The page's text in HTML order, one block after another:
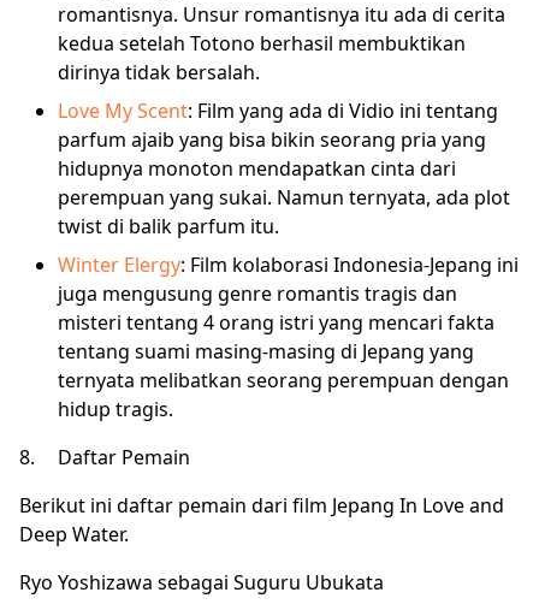
romantisnya. Unsur romantisnya itu ada di cerita
kedua setelah Totono berhasil membuktikan
dirinya tidak bersalah.
Love My Scent: Film yang ada di Vidio ini tentang
parfum ajaib yang bisa bikin seorang pria yang
hidupnya monoton mendapatkan cinta dari
perempuan yang sukai. Namun ternyata, ada plot
twist di balik parfum itu.
Winter Elergy: Film kolaborasi Indonesia-Jepang ini
juga mengusung genre romantis tragis dan
misteri tentang 4 orang istri yang mencari fakta
tentang suami masing-masing di Jepang yang
ternyata melibatkan seorang perempuan dengan
hidup tragis.
8.
Daftar Pemain
Berikut ini daftar pemain dari film Jepang In Love and
Deep Water.
Ryo Yoshizawa sebagai Suguru Ubukata